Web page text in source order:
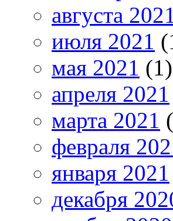
августа 2021
июля 2021
мая 2021 (1)
апреля 2021
марта 2021
февраля
января 2021
декабря